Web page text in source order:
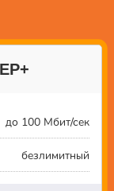
до 100 Мбит/сек
безлимитный